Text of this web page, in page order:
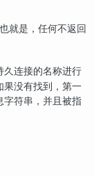
就是，任何不返回
久连接的名称进行
果没有找到，第一
字符串，并且被指